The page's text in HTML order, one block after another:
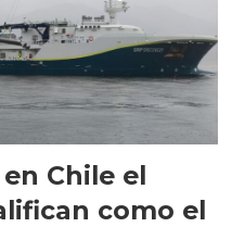
Chile el
como el